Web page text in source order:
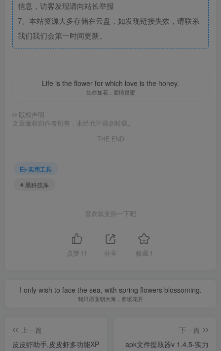
信息，访客发现请向站长举报
7、本站资源大多存储在云盘，如发现链接失效，请联系
我们我们会第一时间更新。
Life is the flower for which love is the honey.
生命如花，爱情是蜜
© 版权声明
文章版权归作者所有，未经允许请勿转载。
THE END
实用工具
# 黑科技库
喜欢就支持一下吧
点赞 11 分享 收藏 1
I only wish to face the sea, with spring flowers blossoming.
我只愿面朝大海，春暖花开
上一篇
皮皮虾助手,皮皮虾多功能XP
下一篇
apk文件提取器v 1.4.5-实力